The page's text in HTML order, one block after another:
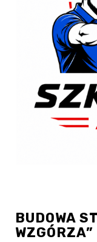
BUDOWA